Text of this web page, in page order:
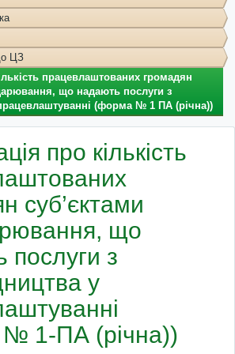
ЦЗ
працевлаштованих громадян
що надають послуги з
(форма № 1 ПА (річна))
про кількість
суб’єктами
що
послуги з
у
1-ПА (річна))